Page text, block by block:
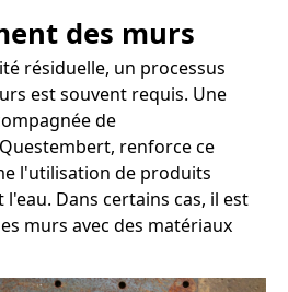
des murs
résiduelle, un processus
est souvent requis. Une
de
renforce ce
l'utilisation de produits
Dans certains cas, il est
murs avec des matériaux